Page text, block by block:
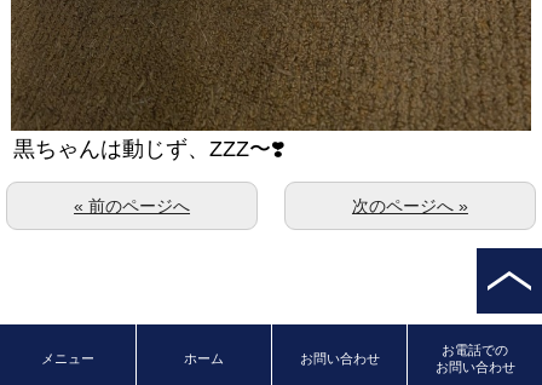
黒ちゃんは動じず、ZZZ〜❣️
次のページへ »
« 前のページへ
メニュー ホーム お問い合わせ
お電話での
お問い合わせ